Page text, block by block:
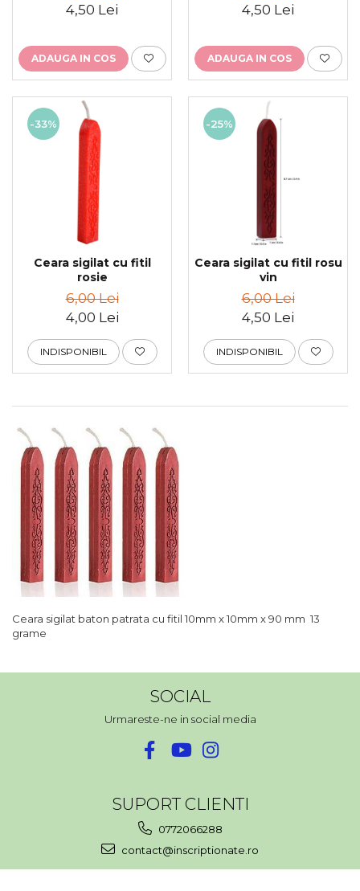
4,50 Lei
ADAUGA IN COS
4,50 Lei
ADAUGA IN COS
-33%
Ceara sigilat cu fitil
rosie
6,00 Lei
4,00 Lei
INDISPONIBIL
-25%
Ceara sigilat cu fitil rosu
vin
6,00 Lei
4,50 Lei
INDISPONIBIL
Ceara sigilat baton patrata cu fitil 10mm x 10mm x 90 mm 13
grame
SOCIAL
Urmareste-ne in social media
SUPORT CLIENTI
0772066288
contact@inscriptionate.ro